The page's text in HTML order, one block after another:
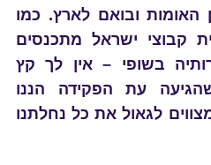
ובואם לארץ. כמו
קבוצי ישראל מתכנסים
בשופי – אין לך קץ
עת הפקידה הננו
לגאול את כל נחלתנו